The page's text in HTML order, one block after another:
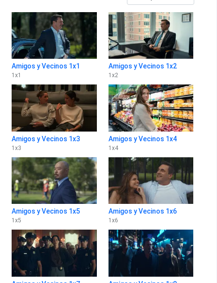
Amigos y Vecinos 1x1
1 x1
Amigos y Vecinos 1x2
1 x2
Amigos y Vecinos 1x3
1 x3
Amigos y Vecinos 1x4
1 x4
Amigos y Vecinos 1x5
1 x5
Amigos y Vecinos 1x6
1 x6